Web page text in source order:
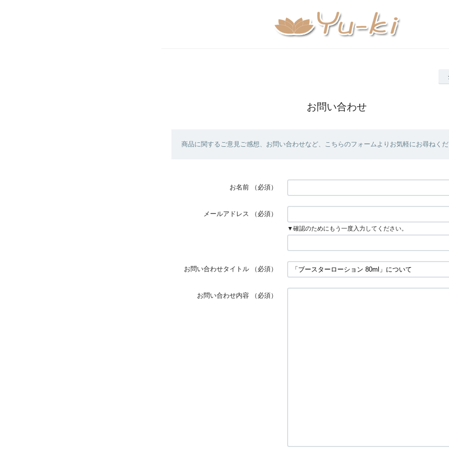
お問い合わせ
商品に関するご意見ご感想、お問い合わせなど、こちらのフォームよりお気軽にお尋ねくだ
お名前 （必須）
メールアドレス （必須）
▼確認のためにもう一度入力してください。
お問い合わせタイトル （必須）
お問い合わせ内容 （必須）